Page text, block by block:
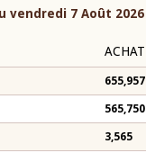
vendredi 7 Août 2026
ACHAT
655,957
565,750
3,565